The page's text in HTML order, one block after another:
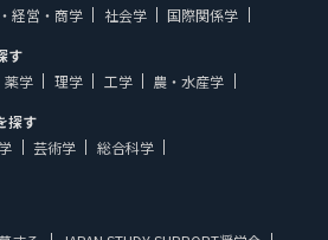
経営・商学 社会学
国際関係学
す
薬学 理学 工学
農・水産学
探す
芸術学 総合科学